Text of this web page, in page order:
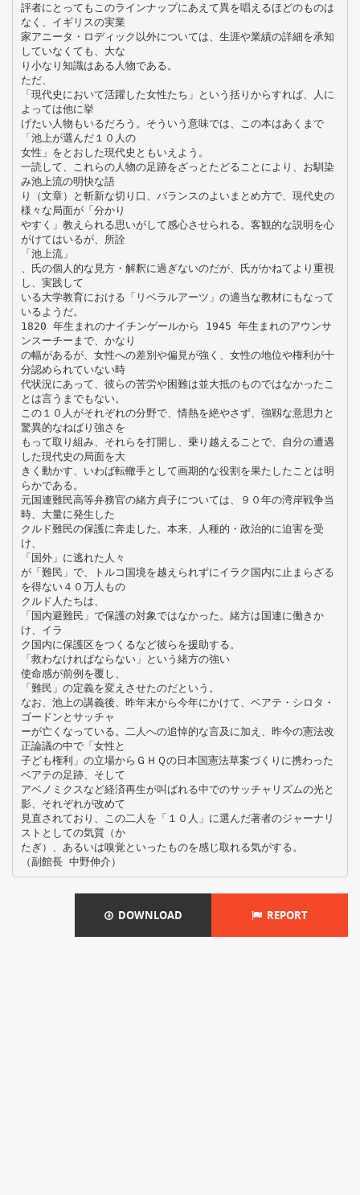
評者にとってもこのラインナップにあえて異を唱えるほどのものは
なく、イギリスの実業
家アニータ・ロディック以外については、生涯や業績の詳細を承知
していなくても、大な
り小なり知識はある人物である。
ただ、
「現代史において活躍した女性たち」という括りからすれば、人に
よっては他に挙
げたい人物もいるだろう。そういう意味では、この本はあくまで
「池上が選んだ１０人の
女性」をとおした現代史ともいえよう。
一読して、これらの人物の足跡をざっとたどることにより、お馴染
み池上流の明快な語
り（文章）と斬新な切り口、バランスのよいまとめ方で、現代史の
様々な局面が「分かり
やすく」教えられる思いがして感心させられる。客観的な説明を心
がけてはいるが、所詮
「池上流」
、氏の個人的な見方・解釈に過ぎないのだが、氏がかねてより重視
し、実践して
いる大学教育における「リベラルアーツ」の適当な教材にもなって
いるようだ。
1820 年生まれのナイチンゲールから 1945 年生まれのアウンサ
ンスーチーまで、かなり
の幅があるが、女性への差別や偏見が強く、女性の地位や権利が十
分認められていない時
代状況にあって、彼らの苦労や困難は並大抵のものではなかったこ
とは言うまでもない。
この１０人がそれぞれの分野で、情熱を絶やさず、強靱な意思力と
驚異的なねばり強さを
もって取り組み、それらを打開し、乗り越えることで、自分の遭遇
した現代史の局面を大
きく動かす、いわば転轍手として画期的な役割を果たしたことは明
らかである。
元国連難民高等弁務官の緒方貞子については、９０年の湾岸戦争当
時、大量に発生した
クルド難民の保護に奔走した。本来、人種的・政治的に迫害を受
け、
「国外」に逃れた人々
が「難民」で、トルコ国境を越えられずにイラク国内に止まらざる
を得ない４０万人もの
クルド人たちは、
「国内避難民」で保護の対象ではなかった。緒方は国連に働きか
け、イラ
ク国内に保護区をつくるなど彼らを援助する。
「救わなければならない」という緒方の強い
使命感が前例を覆し、
「難民」の定義を変えさせたのだという。
なお、池上の講義後、昨年末から今年にかけて、ベアテ・シロタ・
ゴードンとサッチャ
ーが亡くなっている。二人への追悼的な言及に加え、昨今の憲法改
正論議の中で「女性と
子ども権利」の立場からＧＨＱの日本国憲法草案づくりに携わった
ベアテの足跡、そして
アベノミクスなど経済再生が叫ばれる中でのサッチャリズムの光と
影、それぞれが改めて
見直されており、この二人を「１０人」に選んだ著者のジャーナリ
ストとしての気質（か
たぎ）、あるいは嗅覚といったものを感じ取れる気がする。
DOWNLOAD REPORT